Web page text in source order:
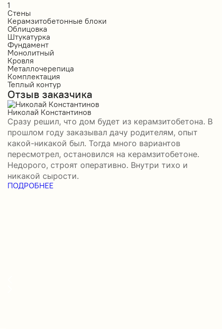
1
Стены
Керамзитобетонные блоки
Облицовка
Штукатурка
Фундамент
Монолитный
Кровля
Металлочерепица
Комплектация
Теплый контур
Отзыв заказчика
Николай Константинов
Сразу решил, что дом будет из керамзитобетона. В
прошлом году заказывал дачу родителям, опыт
какой-никакой был. Тогда много вариантов
пересмотрел, остановился на керамзитобетоне.
Недорого, строят оперативно. Внутри тихо и
никакой сырости.
ПОДРОБНЕЕ